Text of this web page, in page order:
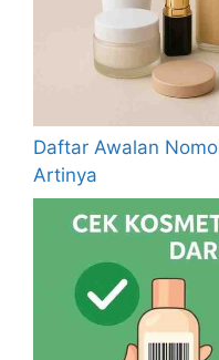
Daftar Awalan
Artinya